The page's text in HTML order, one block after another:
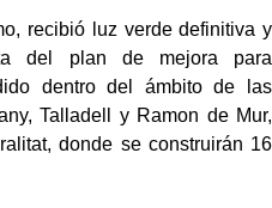
recibió luz verde definitiva y
del plan de mejora para
dentro del ámbito de las
Talladell y Ramon de Mur,
donde se construirán 16